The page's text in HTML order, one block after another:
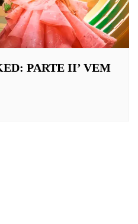
PARTE II’ VEM